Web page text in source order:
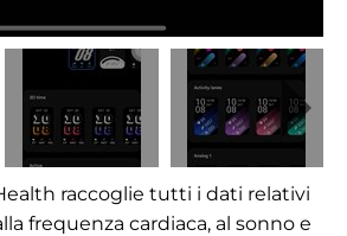
raccoglie tutti i dati relativi
frequenza cardiaca, al sonno e